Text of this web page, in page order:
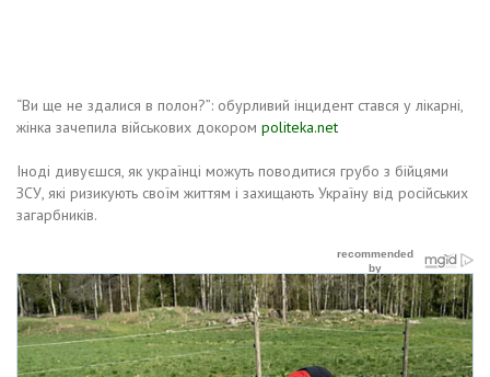
“Ви ще не здалися в полон?”: обурливий інцидент стався у лікарні,
жінка зачепила військових докором politeka.net
Іноді дивуєшся, як українці можуть поводитися грубо з бійцями
ЗСУ, які ризикують своїм життям і захищають Україну від російських
загарбників.